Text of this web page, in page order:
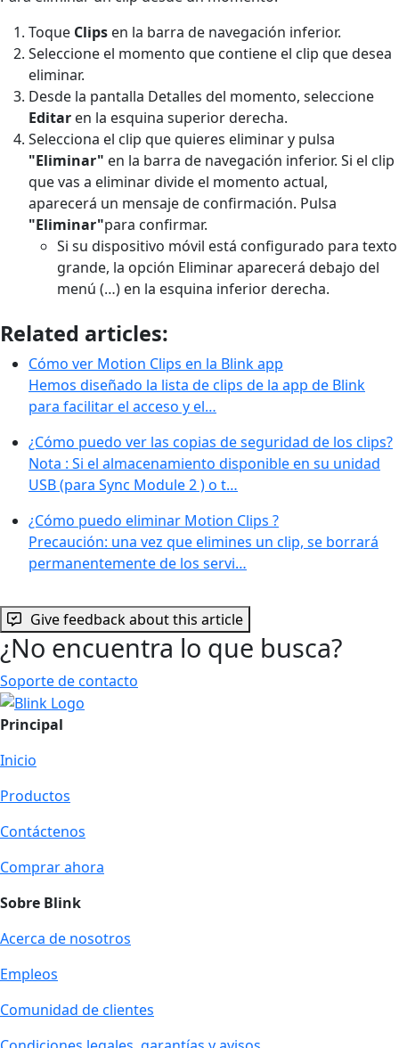
Toque Clips en la barra de navegación inferior.
Seleccione el momento que contiene el clip que desea
eliminar.
Desde la pantalla Detalles del momento, seleccione
Editar en la esquina superior derecha.
Selecciona el clip que quieres eliminar y pulsa
"Eliminar" en la barra de navegación inferior. Si el clip
que vas a eliminar divide el momento actual,
aparecerá un mensaje de confirmación. Pulsa
"Eliminar"para confirmar.
Si su dispositivo móvil está configurado para texto
grande, la opción Eliminar aparecerá debajo del
menú (…) en la esquina inferior derecha.
Related articles:
Cómo ver Motion Clips en la Blink app
Hemos diseñado la lista de clips de la app de Blink
para facilitar el acceso y el…
¿Cómo puedo ver las copias de seguridad de los clips?
Nota : Si el almacenamiento disponible en su unidad
USB (para Sync Module 2 ) o t…
¿Cómo puedo eliminar Motion Clips ?
Precaución: una vez que elimines un clip, se borrará
permanentemente de los servi…
Give feedback about this article
¿No encuentra lo que busca?
Soporte de contacto
Principal
Inicio
Productos
Contáctenos
Comprar ahora
Sobre Blink
Acerca de nosotros
Empleos
Comunidad de clientes